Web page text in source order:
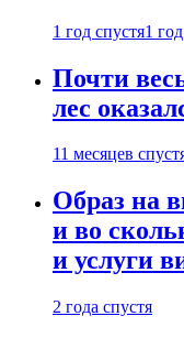
1 год спустя1
Почти
лес
11 месяцев
Образ на
и во
и услуги
2 года спустя